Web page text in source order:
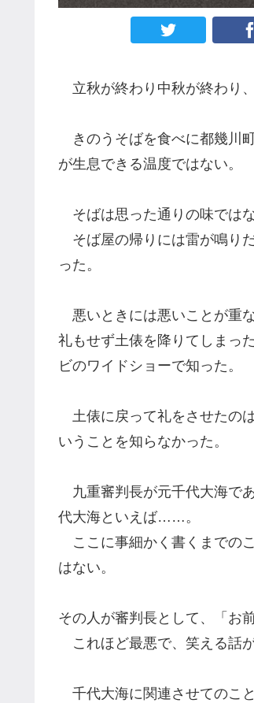
立秋が終わり中秋が終わり
きのう そばを食べに都幾川
が生息できる温度ではない。
そばは思った通りの味では
そば屋の帰りには雷が鳴り
った。
悪いときには悪いことが重
礼もせず土俵を降りてしまっ
ビのワイドショーで知った。
土俵に戻って礼を さ せたの
いうことを知らなかった。
九重審判長が元千代大海で
代大海といえば……。
ここに事細かく書く までの
はない。
その人が審判長として 、「お
これほど最悪で、笑える話
千代大海に関連させてのこ